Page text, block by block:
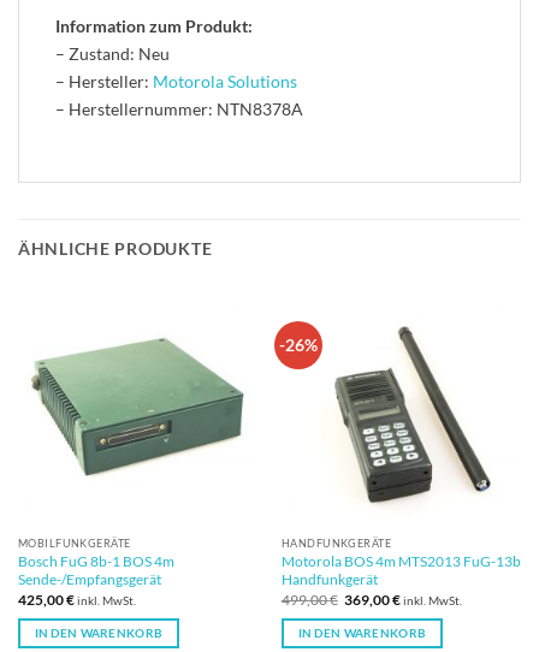
Information zum Produkt:
– Zustand: Neu
– Hersteller: Motorola Solutions
– Herstellernummer: NTN8378A
ÄHNLICHE PRODUKTE
MOBILFUNKGERÄTE
Bosch FuG 8b-1 BOS 4m
Sende-/Empfangsgerät
425,00€inkl. MwSt.
IN DEN WARENKORB
-26%
HANDFUNKGERÄTE
Motorola BOS 4m MTS2013 FuG-13b
Handfunkgerät
499,00€ Ursprünglicher
Preis
war:
499,00 €
369,00€Aktueller
ist:
369,00 €.
inkl. MwSt.
IN DEN WARENKORB